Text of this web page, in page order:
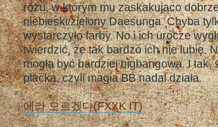
różu, w którym mu zaskakująco
niebieski/zielony Daesunga. Chyba
wystarczyło farby. No i ich urocze
twierdzić, że tak bardzo ich nie lubię.
mogła być bardziej bigbangowa. I tak,
placka, czyli magia BB nadal działa.
에라 모르겠다(FXXK IT)